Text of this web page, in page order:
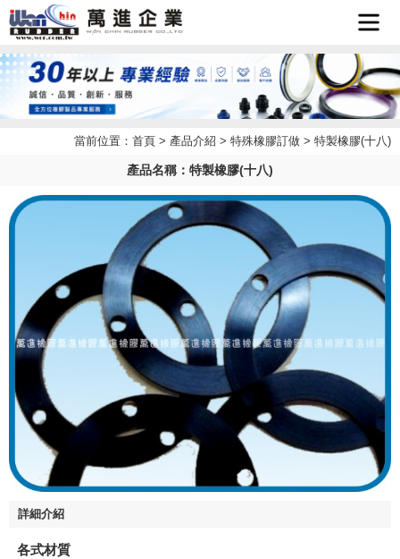
首頁
企業簡
最新消
息
產品介
載
聯絡我
當前位置： 首頁 > 產品介紹 > 特殊橡膠訂做 > 特製橡膠(十八)
產品名稱：特製橡膠(十八)
詳細介紹
各式材質